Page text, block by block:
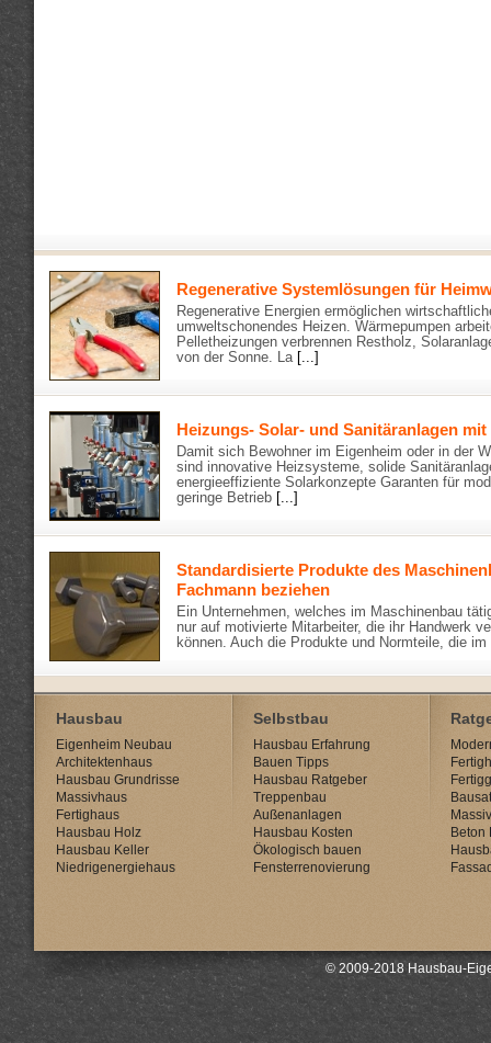
Regenerative Systemlösungen für
Regenerative Energien ermöglichen
umweltschonendes Heizen. Wärmepumpen
Pelletheizungen verbrennen Restholz,
von der Sonne. La [...]
Heizungs- Solar- und Sanitäranlagen
Damit sich Bewohner im Eigenheim oder in der
sind innovative Heizsysteme, solide
energieeffiziente Solarkonzepte Garanten für
geringe Betrieb
[...]
Standardisierte Produkte des
Fachmann beziehen
Ein Unternehmen, welches im Maschinenbau
nur auf motivierte Mitarbeiter, die ihr Handwerk
können. Auch die Produkte und Normteile, die
Hausbau
Eigenheim Neubau
Architektenhaus
Hausbau Grundrisse
Massivhaus
Fertighaus
Hausbau Holz
Hausbau Keller
Niedrigenergiehaus
Selbstbau
Hausbau Erfahrung
Bauen Tipps
Hausbau Ratgeber
Treppenbau
Außenanlagen
Hausbau Kosten
Ökologisch bauen
Fensterrenovierung
Beton
© 2009-2018 Hausbau-